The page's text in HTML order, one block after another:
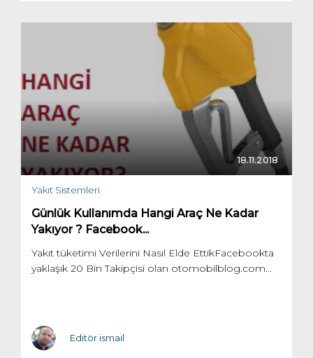
18.11.2018
Yakıt Sistemleri
Günlük Kullanımda Hangi Araç Ne Kadar
Yakıyor ? Facebook...
Yakıt tüketimi Verilerini Nasıl Elde EttikFacebookta
yaklaşık 20 Bin Takipçisi olan otomobilblog.com...
Editör ismail